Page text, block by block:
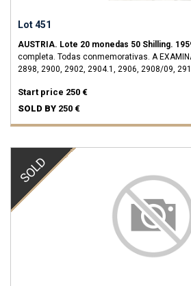
Lot 451
AUSTRIA. Lote 20 monedas 50 Shilling.
completa. Todas conmemorativas. A
2898, 2900, 2902, 2904.1, 2906, 2908/09,
Start price 250 €
SOLD BY 250 €
SOLD